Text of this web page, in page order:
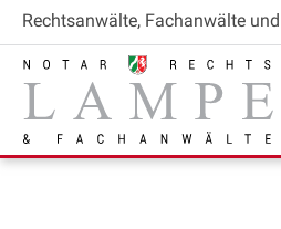
Rechtsanwälte, Fachanwälte und